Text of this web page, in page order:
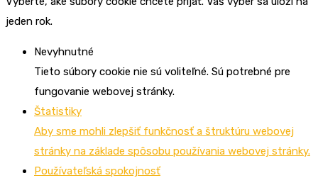
jeden rok.
Nevyhnutné
Tieto súbory cookie nie sú voliteľné. Sú potrebné pre
fungovanie webovej stránky.
Štatistiky
Aby sme mohli zlepšiť funkčnosť a štruktúru webovej
stránky na základe spôsobu používania webovej stránky.
Používateľská spokojnosť